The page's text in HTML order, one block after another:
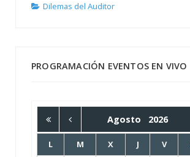
Dilemas del Auditor
PROGRAMACIÓN EVENTOS EN VIVO
Agosto 2026
L M X J V